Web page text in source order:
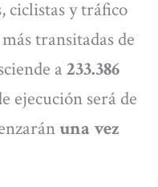
ciclistas y tráfico
transitadas de
a 233.386
ejecución será de
una vez